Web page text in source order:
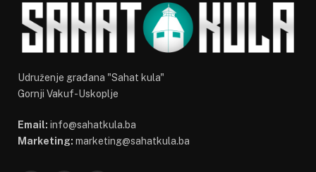
Udruženje građana "Sahat kula"
Gornji Vakuf-Uskoplje
Email: info@sahatkula.ba
Marketing: marketing@sahatkula.ba